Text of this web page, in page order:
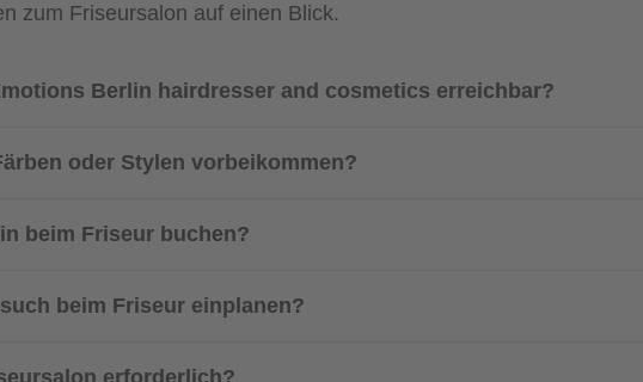
zum Friseursalon auf einen Blick.
Berlin hairdresser and cosmetics erreichbar?
oder Stylen vorbeikommen?
beim Friseur buchen?
beim Friseur einplanen?
erforderlich?